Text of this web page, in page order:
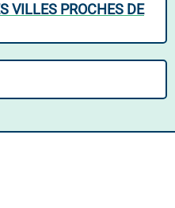
VILLES PROCHES DE